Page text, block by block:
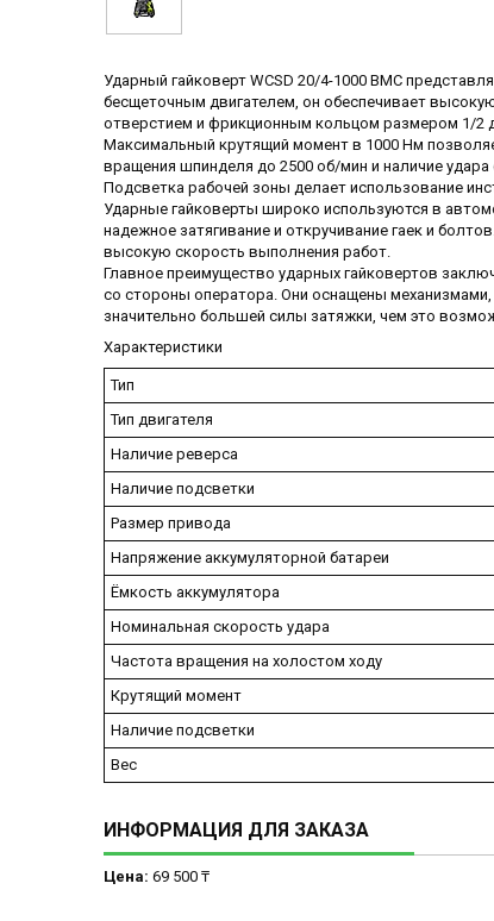
Ударный гайковерт WCSD 20/4-1000 BMC
бесщеточным двигателем, он обеспечивает
отверстием и фрикционным кольцом размером 1/2
Максимальный крутящий момент в 1000 Нм
вращения шпинделя до 2500 об/мин и наличие
Подсветка рабочей зоны делает использование
Ударные гайковерты широко используются в
надежное затягивание и откручивание гаек и
высокую скорость выполнения работ.
Главное преимущество ударных гайковертов
со стороны оператора. Они оснащены
значительно большей силы затяжки, чем это
Характеристики
Тип
Тип двигателя
Наличие реверса
Наличие подсветки
Размер привода
Напряжение аккумуляторной батареи
Ёмкость аккумулятора
Номинальная скорость удара
Частота вращения на холостом ходу
Крутящий момент
Наличие подсветки
Вес
ИНФОРМАЦИЯ ДЛЯ ЗАКАЗА
Цена: 69 500 ₸